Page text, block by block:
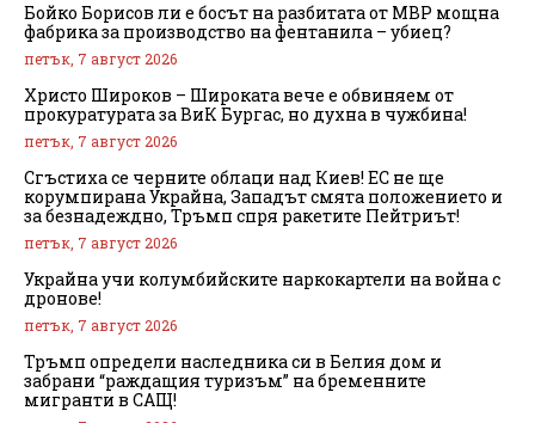
Бойко Борисов ли е босът на разбитата от МВР мощна
фабрика за производство на фентанила – убиец?
петък, 7 август 2026
Христо Широков – Широката вече е обвиняем от
прокуратурата за ВиК Бургас, но духна в чужбина!
петък, 7 август 2026
Сгъстиха се черните облаци над Киев! ЕС не ще
корумпирана Украйна, Западът смята положението и
за безнадеждно, Тръмп спря ракетите Пейтриът!
петък, 7 август 2026
Украйна учи колумбийските наркокартели на война с
дронове!
петък, 7 август 2026
Тръмп определи наследника си в Белия дом и
забрани “раждащия туризъм” на бременните
мигранти в САЩ!